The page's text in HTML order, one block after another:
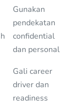
Gunakan
pendekatan
confidential
dan personal
Gali career
driver dan
readiness